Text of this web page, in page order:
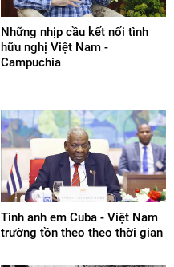
Những nhịp cầu kết nối tình
hữu nghị Việt Nam -
Campuchia
Tình anh em Cuba - Việt Nam
trường tồn theo theo thời gian